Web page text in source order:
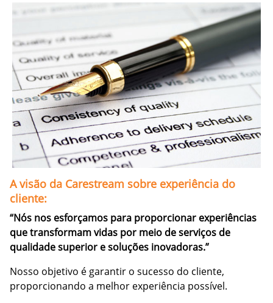
A visão da Carestream sobre experiência do
cliente:
“Nós nos esforçamos para proporcionar experiências
que transformam vidas por meio de serviços de
qualidade superior e soluções inovadoras.”
Nosso objetivo é garantir o sucesso do cliente,
proporcionando a melhor experiência possível.